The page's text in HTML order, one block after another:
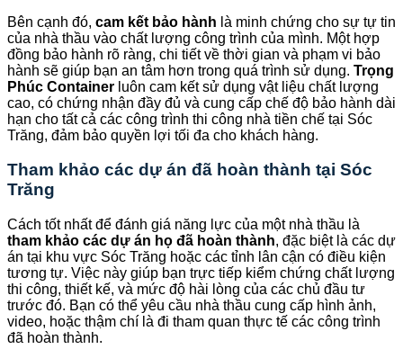
Bên cạnh đó, cam kết bảo hành là minh chứng cho sự tự tin
của nhà thầu vào chất lượng công trình của mình. Một hợp
đồng bảo hành rõ ràng, chi tiết về thời gian và phạm vi bảo
hành sẽ giúp bạn an tâm hơn trong quá trình sử dụng. Trọng
Phúc Container luôn cam kết sử dụng vật liệu chất lượng
cao, có chứng nhận đầy đủ và cung cấp chế độ bảo hành dài
hạn cho tất cả các công trình thi công nhà tiền chế tại Sóc
Trăng, đảm bảo quyền lợi tối đa cho khách hàng.
Tham khảo các dự án đã hoàn thành tại Sóc
Trăng
Cách tốt nhất để đánh giá năng lực của một nhà thầu là
tham khảo các dự án họ đã hoàn thành, đặc biệt là các dự
án tại khu vực Sóc Trăng hoặc các tỉnh lân cận có điều kiện
tương tự. Việc này giúp bạn trực tiếp kiểm chứng chất lượng
thi công, thiết kế, và mức độ hài lòng của các chủ đầu tư
trước đó. Bạn có thể yêu cầu nhà thầu cung cấp hình ảnh,
video, hoặc thậm chí là đi tham quan thực tế các công trình
đã hoàn thành.